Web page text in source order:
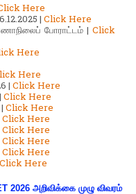
Here
| Click Here
போராட்டம் | Click
Here
Here
| Click Here
Click Here
Click Here
Click Here
Click Here
Click Here
Click Here
Click Here
2026 அறிவிக்கை முழு விவரம்